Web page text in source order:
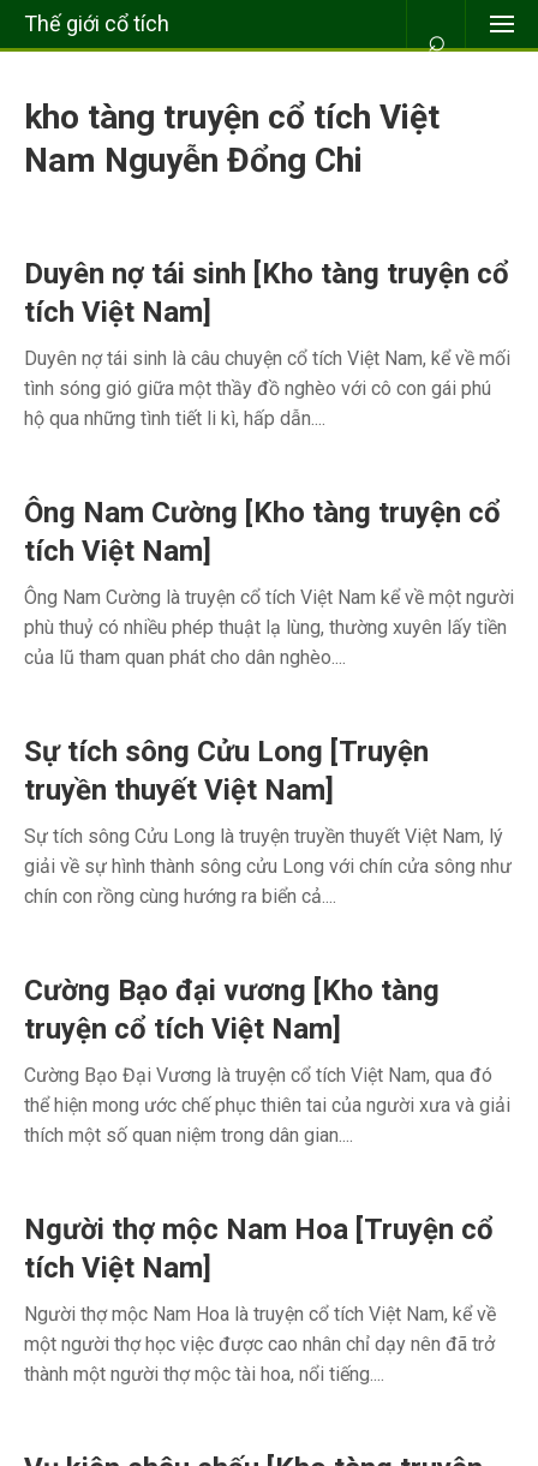
Thế giới cổ tích ⌕
kho tàng truyện cổ tích Việt
Nam Nguyễn Đổng Chi
Duyên nợ tái sinh [Kho tàng truyện cổ
tích Việt Nam]
Duyên nợ tái sinh là câu chuyện cổ tích Việt Nam, kể về mối
tình sóng gió giữa một thầy đồ nghèo với cô con gái phú
hộ qua những tình tiết li kì, hấp dẫn....
Ông Nam Cường [Kho tàng truyện cổ
tích Việt Nam]
Ông Nam Cường là truyện cổ tích Việt Nam kể về một người
phù thuỷ có nhiều phép thuật lạ lùng, thường xuyên lấy tiền
của lũ tham quan phát cho dân nghèo....
Sự tích sông Cửu Long [Truyện
truyền thuyết Việt Nam]
Sự tích sông Cửu Long là truyện truyền thuyết Việt Nam, lý
giải về sự hình thành sông cửu Long với chín cửa sông như
chín con rồng cùng hướng ra biển cả....
Cường Bạo đại vương [Kho tàng
truyện cổ tích Việt Nam]
Cường Bạo Đại Vương là truyện cổ tích Việt Nam, qua đó
thể hiện mong ước chế phục thiên tai của người xưa và giải
thích một số quan niệm trong dân gian....
Người thợ mộc Nam Hoa [Truyện cổ
tích Việt Nam]
Người thợ mộc Nam Hoa là truyện cổ tích Việt Nam, kể về
một người thợ học việc được cao nhân chỉ dạy nên đã trở
thành một người thợ mộc tài hoa, nổi tiếng....